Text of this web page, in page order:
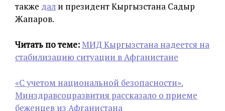
также дал и президент Кыргызстана Садыр
Жапаров.
Читать по теме:МИД Кыргызстана надеется на
стабилизацию ситуации в Афганистане
«С учетом национальной безопасности».
Минздравсоцразвития рассказало о приеме
беженцев из Афганистана